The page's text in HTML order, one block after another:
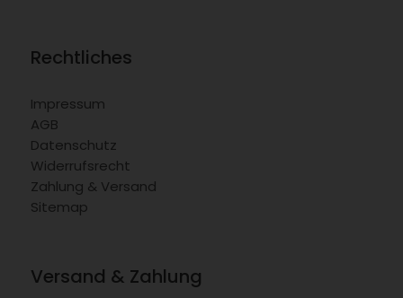
Rechtliches
Impressum
AGB
Datenschutz
Widerrufsrecht
Zahlung & Versand
Sitemap
Versand & Zahlung